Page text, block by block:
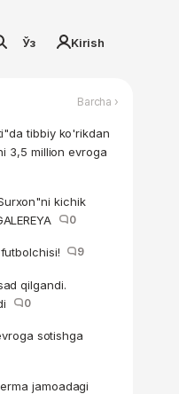
Ўз Kirish
Barcha ›
tibbiy ko'rikdan
3,5 million evroga
kichik
0
9
qilgandi.
0
sotishga
jamoadagi